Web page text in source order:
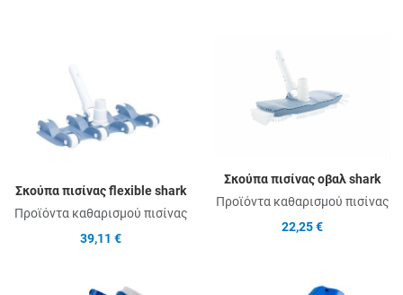
Σκούπα πισίνας flexible shark
Προϊόντα καθαρισμού πισίνας
39,11 €
Σκούπα πισίνας οβαλ shark
Προϊόντα καθαρισμού πισίνας
22,25 €